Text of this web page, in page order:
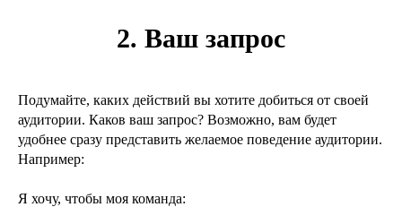
2. Ваш запрос
Подумайте, каких действий вы хотите добиться от своей
аудитории. Каков ваш запрос? Возможно, вам будет
удобнее сразу представить желаемое поведение аудитории.
Например:
Я хочу, чтобы моя команда: